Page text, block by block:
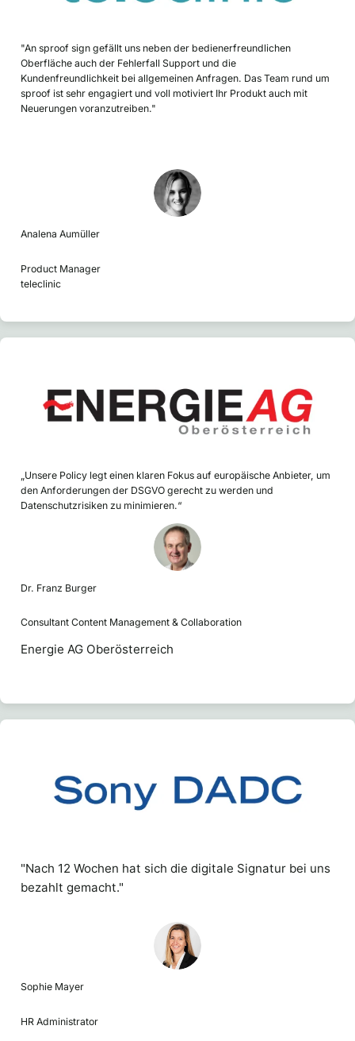
"An sproof sign gefällt uns neben der bedienerfreundlichen
Oberfläche auch der Fehlerfall Support und die
Kundenfreundlichkeit bei allgemeinen Anfragen. Das Team rund um
sproof ist sehr engagiert und voll motiviert Ihr Produkt auch mit
Neuerungen voranzutreiben."
Analena Aumüller
Product Manager
teleclinic
„Unsere Policy legt einen klaren Fokus auf europäische Anbieter, um
den Anforderungen der DSGVO gerecht zu werden und
Datenschutzrisiken zu minimieren.“
Dr. Franz Burger
Consultant Content Management & Collaboration
Energie AG Oberösterreich
"Nach 12 Wochen hat sich die digitale Signatur bei uns
bezahlt gemacht."
Sophie Mayer
HR Administrator